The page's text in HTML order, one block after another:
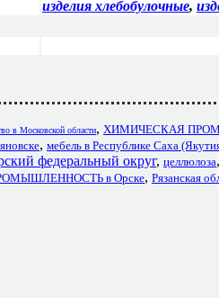
изделия хлебобулочные,
в Московской области, ХИМИЧЕСКАЯ
, мебель в Республике Саха
федеральный округ, целлюлоза,
в Орске, Рязанская